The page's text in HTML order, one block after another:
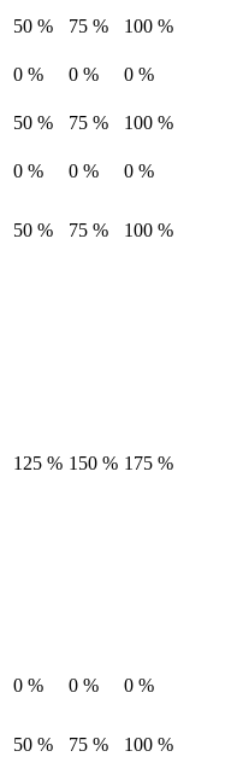
50 % 75 %
100 %
0 % 0 %
0 %
50 % 75 %
100 %
0 % 0 % 0 %
50 % 75 % 100 %
125 % 150 % 175 %
0 % 0 % 0 %
50 % 75 % 100 %